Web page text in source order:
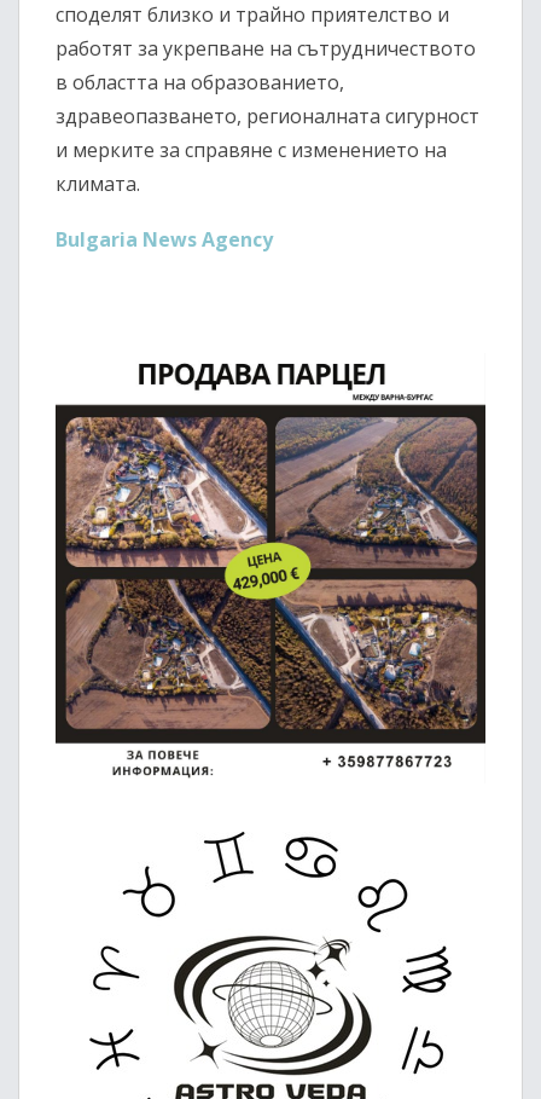
споделят близко и трайно приятелство и
работят за укрепване на сътрудничеството
в областта на образованието,
здравеопазването, регионалната сигурност
и мерките за справяне с изменението на
климата.
Bulgaria News Agency